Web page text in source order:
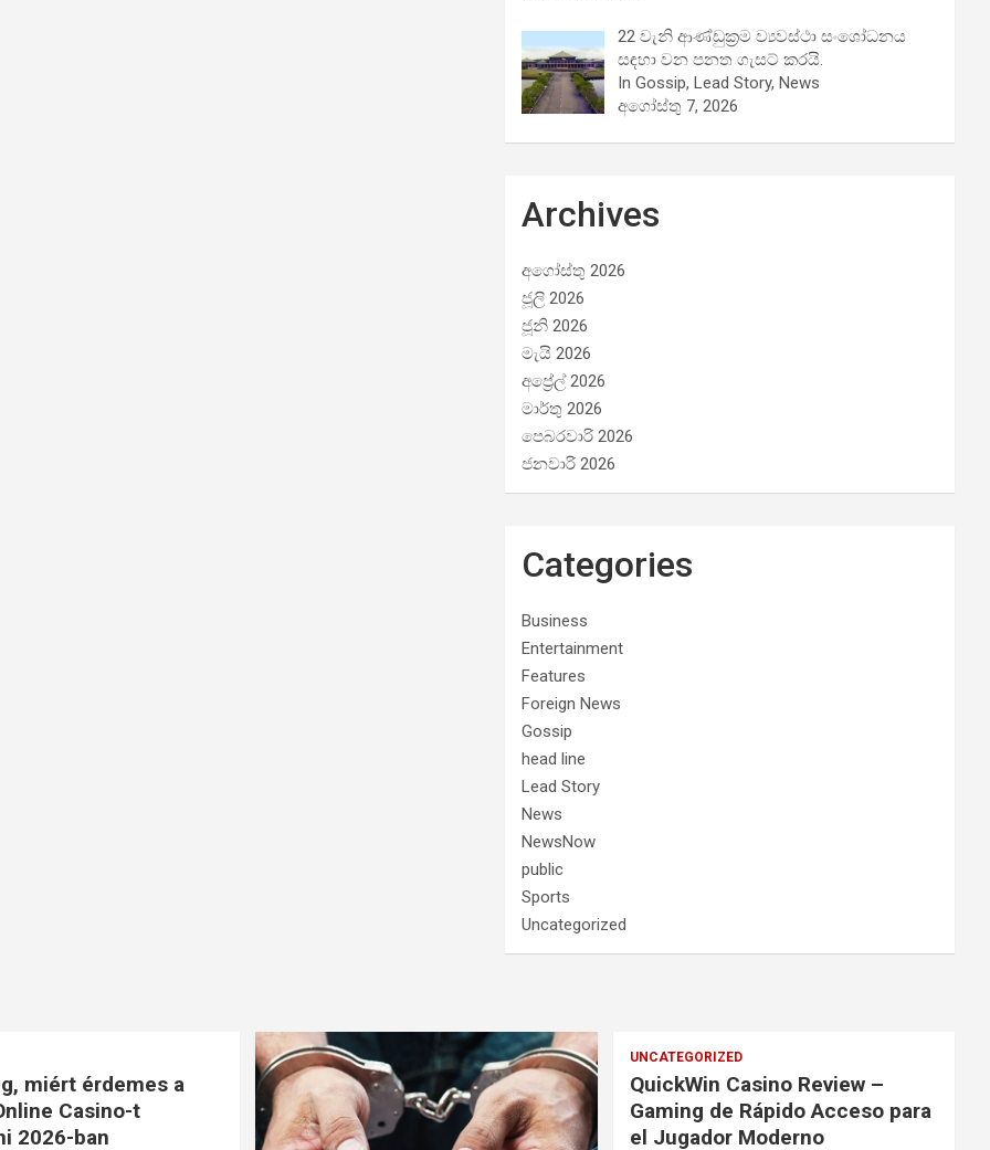
22 වැනි ආණ්ඩුක්‍රම ව්‍යවස්ථා සංශෝධනය
සඳහා වන පනත ගැසට් කරයි.
In Gossip, Lead Story, News
අගෝස්තු 7, 2026
Archives
අගෝස්තු 2026
ජූලි 2026
ජූනි 2026
මැයි 2026
අප්‍රේල් 2026
මාර්තු 2026
පෙබරවාරි 2026
ජනවාරි 2026
Categories
Business
Entertainment
Features
Foreign News
Gossip
head line
Lead Story
News
NewsNow
public
Sports
Uncategorized
miért érdemes a
Casino-t
2026-ban
UNCATEGORIZED
QuickWin Casino Review –
Gaming de Rápido Acceso para
el Jugador Moderno